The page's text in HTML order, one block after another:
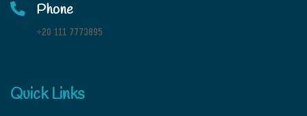
Phone
+20 111 7773895
Quick Links